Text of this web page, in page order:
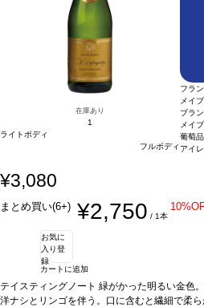
在庫あり
1
ライトボディ
フルボディ
フラ
メイ
ブラ
メイ
葡萄
アイ
¥3,080
まとめ買い(6+) ¥2,750 / 1本
お気に
入り登
録
カートに追加
テイスティングノート 緑がかった明るい金色
洋ナシとリンゴを伴う。口に含むと繊細で柔